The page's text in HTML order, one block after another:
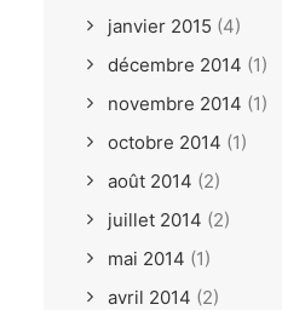
janvier 2015 (4)
décembre 2014 (1)
novembre 2014 (1)
octobre 2014 (1)
août 2014 (2)
juillet 2014 (2)
mai 2014 (1)
avril 2014 (2)